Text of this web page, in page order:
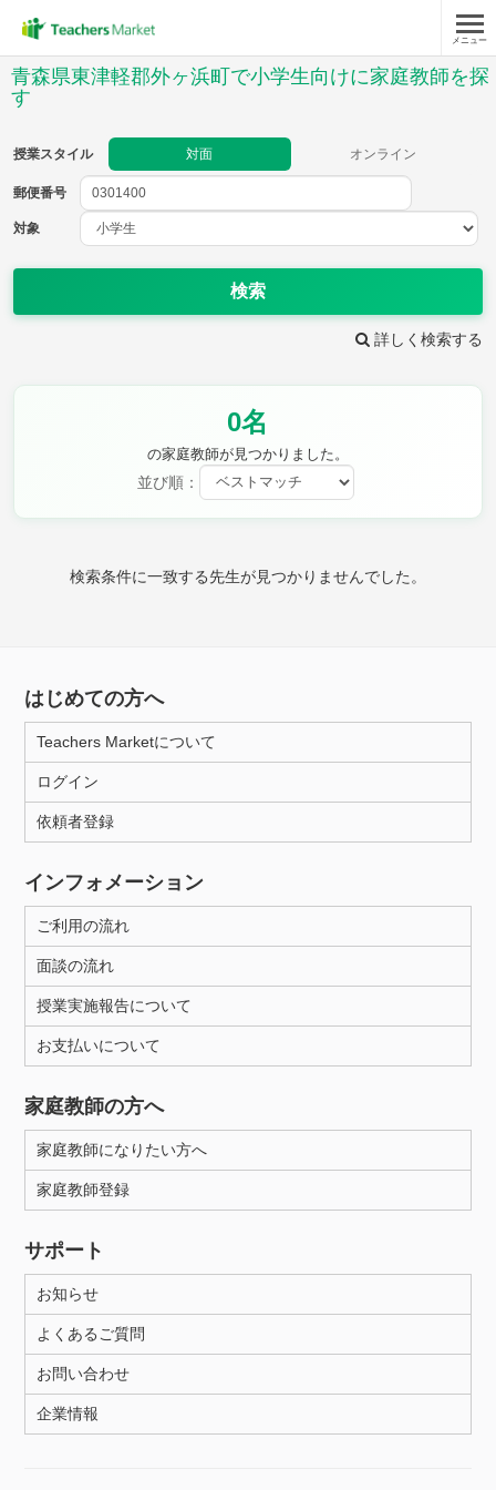
メニュー
青森県東津軽郡外ヶ浜町で小学生向けに家庭教師を探
す
授業スタイル 対面 オンライン
郵便番号
対象
検索
詳しく検索する
0名
の家庭教師が見つかりました。
並び順：
検索条件に一致する先生が見つかりませんでした。
郵便番号
理科
保健・体育 図画工作 書写
時給：¥1,000 ～ ¥10,000
土曜日 日曜日
所属大学
年齢：18-101歳
性別
はじめての方へ
Teachers Marketについて
ログイン
依頼者登録
インフォメーション
ご利用の流れ
面談の流れ
授業実施報告について
お支払いについて
家庭教師の方へ
家庭教師になりたい方へ
家庭教師登録
サポート
お知らせ
よくあるご質問
お問い合わせ
企業情報